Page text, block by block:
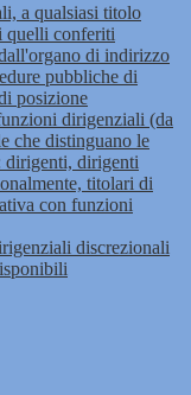
a qualsiasi titolo
quelli conferiti
di indirizzo
pubbliche di
posizione
dirigenziali (da
che distinguano le
dirigenti, dirigenti
titolari di
con funzioni
discrezionali